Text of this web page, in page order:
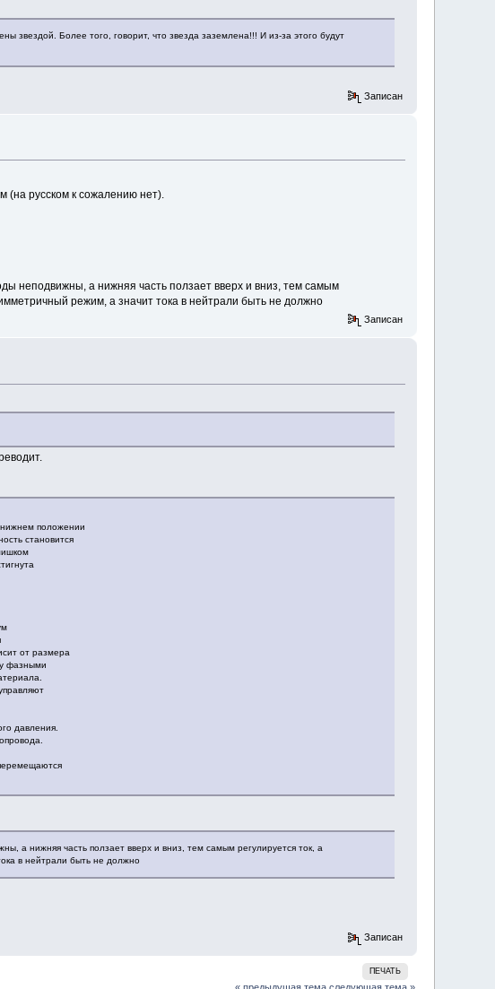
звездой. Более того, говорит, что звезда заземлена!!! И из-за этого будут
Записан
(на русском к сожалению нет).
неподвижны, а нижняя часть ползает вверх и вниз, тем самым
режим, а значит тока в нейтрали быть не должно
Записан
нижнем положении
становится
от размера
фазными
давления.
а нижняя часть ползает вверх и вниз, тем самым регулируется ток, а
в нейтрали быть не должно
Записан
ПЕЧАТЬ